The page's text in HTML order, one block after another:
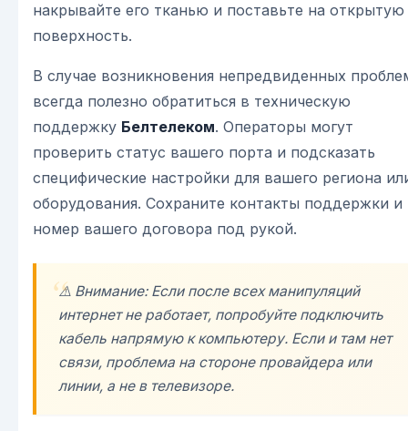
накрывайте его тканью и поставьте на открытую
поверхность.
В случае возникновения непредвиденных
всегда полезно обратиться в техническую
поддержку Белтелеком. Операторы могут
проверить статус вашего порта и подсказать
специфические настройки для вашего региона
оборудования. Сохраните контакты поддержки и
номер вашего договора под рукой.
⚠️ Внимание: Если после всех манипуляций
интернет не работает, попробуйте подключить
кабель напрямую к компьютеру. Если и там нет
связи, проблема на стороне провайдера или
линии, а не в телевизоре.